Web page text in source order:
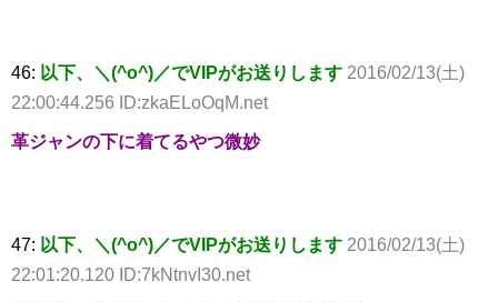
46: 以下、＼(^o^)／でVIPがお送りします 2016/02/13(土)
22:00:44.256 ID:zkaELoOqM.net
革ジャンの下に着てるやつ微妙
47: 以下、＼(^o^)／でVIPがお送りします 2016/02/13(土)
22:01:20.120 ID:7kNtnvI30.net